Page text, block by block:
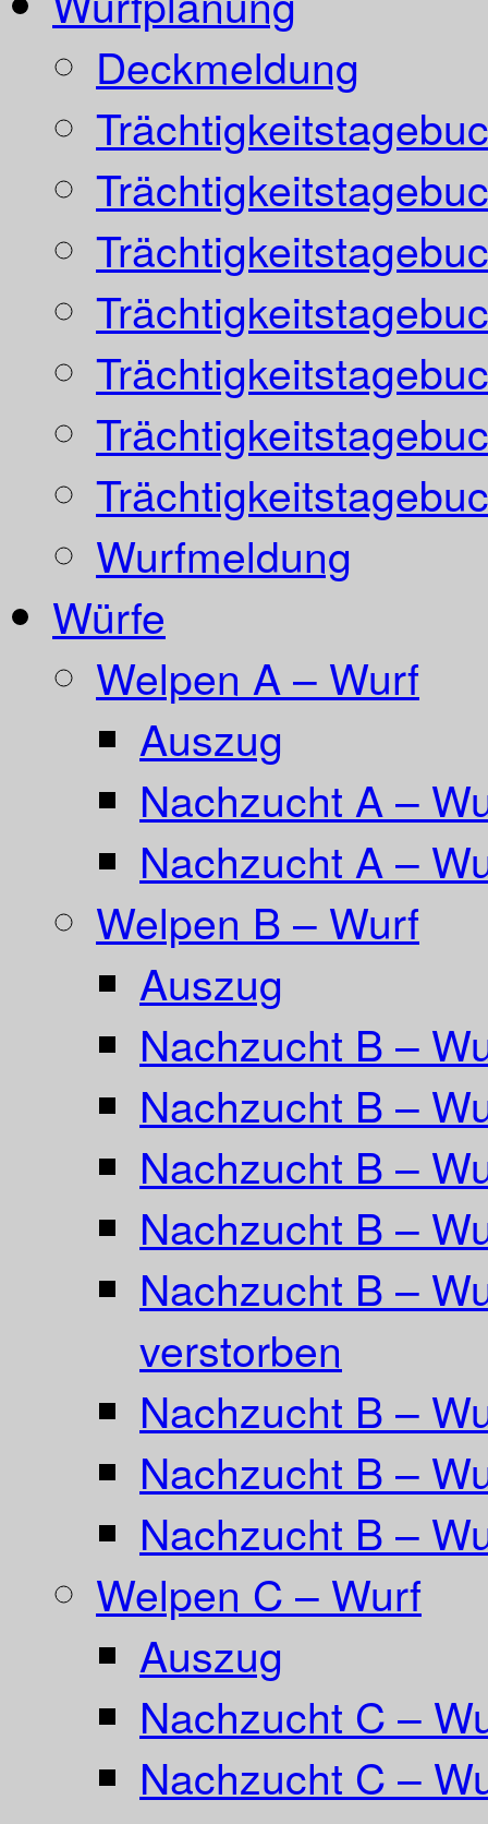
Deckmeldung
Wurfmeldung
Würfe
Welpen A – Wurf
Auszug
Nachzucht A –
Nachzucht A –
Welpen B – Wurf
Auszug
Nachzucht B –
Nachzucht B –
Nachzucht B –
Nachzucht B –
Nachzucht B –
verstorben
Nachzucht B –
Nachzucht B –
Nachzucht B –
Welpen C – Wurf
Auszug
Nachzucht C –
Nachzucht C –